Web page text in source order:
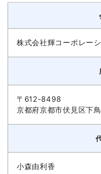
株式会社輝コーポレー
〒612-8498
京都府京都市伏見区下
小森由利香